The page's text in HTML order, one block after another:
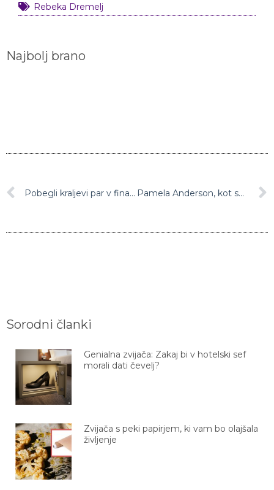
Rebeka Dremelj
Najbolj brano
Pobegli kraljevi par v finančnih težavah, dokumenti potrjujejo velik minus na računu Pamela Anderson, kot smo jo le redko vajeni: Brez ličil in brez visokih pet
Sorodni članki
Genialna zvijača: Zakaj bi v hotelski sef
morali dati čevelj?
Zvijača s peki papirjem, ki vam bo olajšala
življenje